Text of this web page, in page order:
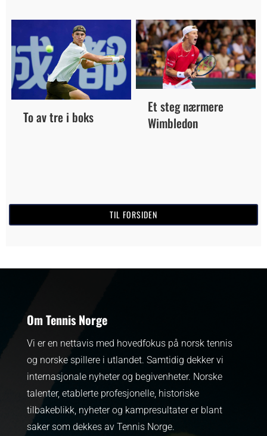
To av tre i boks
Et steg nærmere
Wimbledon
TIL FORSIDEN
Om Tennis Norge
Vi er en nettavis med hovedfokus på norsk tennis
og norske spillere i utlandet. Samtidig dekker vi
internasjonale nyheter og begivenheter. Norske
talenter, etablerte profesjonelle, historiske
tilbakeblikk, nyheter og kampresultater er blant
saker som dekkes av Tennis Norge.